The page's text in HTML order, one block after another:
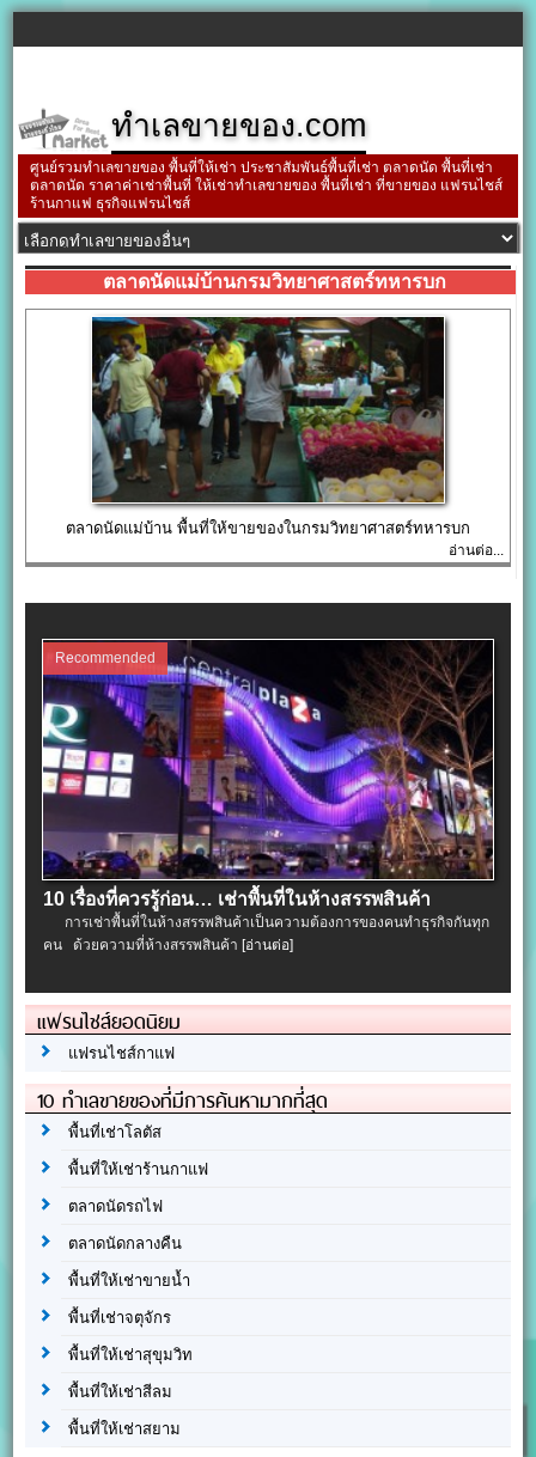
ทำเลขายของ.com
ศูนย์รวมทำเลขายของ พื้นที่ให้เช่า ประชาสัมพันธ์พื้นที่เช่า ตลาดนัด พื้นที่เช่า
ตลาดนัด ราคาค่าเช่าพื้นที่ ให้เช่าทำเลขายของ พื้นที่เช่า ที่ขายของ แฟรนไชส์
ร้านกาแฟ ธุรกิจแฟรนไชส์
ตลาดนัดแม่บ้านกรมวิทยาศาสตร์ทหารบก
ตลาดนัดแม่บ้าน พื้นที่ให้ขายของในกรมวิทยาศาสตร์ทหารบก
อ่านต่อ...
Recommended
10 เรื่องที่ควรรู้ก่อน… เช่าพื้นที่ในห้างสรรพสินค้า
การเช่าพื้นที่ในห้างสรรพสินค้าเป็นความต้องการของคนทำธุรกิจกันทุก
คน ด้วยความที่ห้างสรรพสินค้า[อ่านต่อ]
แฟรนไชส์ยอดนิยม
แฟรนไชส์กาแฟ
10 ทำเลขายของที่มีการค้นหามากที่สุด
พื้นที่เช่าโลตัส
พื้นที่ให้เช่าร้านกาแฟ
ตลาดนัดรถไฟ
ตลาดนัดกลางคืน
พื้นที่ให้เช่าขายน้ำ
พื้นที่เช่าจตุจักร
พื้นที่ให้เช่าสุขุมวิท
พื้นที่ให้เช่าสีลม
พื้นที่ให้เช่าสยาม